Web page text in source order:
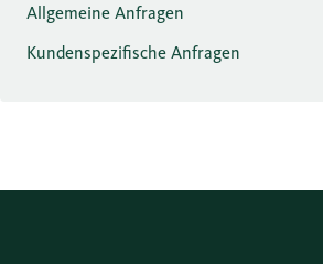
Allgemeine Anfragen
Kundenspezifische Anfragen